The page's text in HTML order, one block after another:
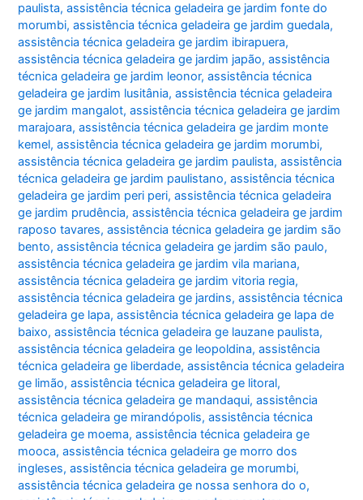
paulista,assistência técnica geladeira ge jardim fonte do
morumbi,assistência técnica geladeira ge jardim guedala,
assistência técnica geladeira ge jardim ibirapuera,
assistência técnica geladeira ge jardim japão,assistência
técnica geladeira ge jardim leonor,assistência técnica
geladeira ge jardim lusitânia,assistência técnica geladeira
ge jardim mangalot,assistência técnica geladeira ge jardim
marajoara,assistência técnica geladeira ge jardim monte
kemel,assistência técnica geladeira ge jardim morumbi,
assistência técnica geladeira ge jardim paulista,assistência
técnica geladeira ge jardim paulistano,assistência técnica
geladeira ge jardim peri peri,assistência técnica geladeira
ge jardim prudência,assistência técnica geladeira ge jardim
raposo tavares,assistência técnica geladeira ge jardim são
bento,assistência técnica geladeira ge jardim são paulo,
assistência técnica geladeira ge jardim vila mariana,
assistência técnica geladeira ge jardim vitoria regia,
assistência técnica geladeira ge jardins,assistência técnica
geladeira ge lapa,assistência técnica geladeira ge lapa de
baixo,assistência técnica geladeira ge lauzane paulista,
assistência técnica geladeira ge leopoldina,assistência
técnica geladeira ge liberdade,assistência técnica geladeira
ge limão,assistência técnica geladeira ge litoral,
assistência técnica geladeira ge mandaqui,assistência
técnica geladeira ge mirandópolis,assistência técnica
geladeira ge moema,assistência técnica geladeira ge
mooca,assistência técnica geladeira ge morro dos
ingleses,assistência técnica geladeira ge morumbi,
assistência técnica geladeira ge nossa senhora do o,